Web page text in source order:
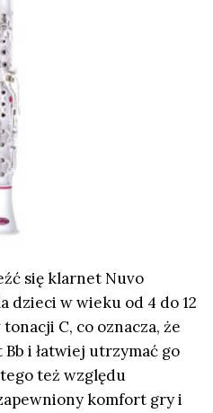
się klarnet Nuvo
dzieci w wieku od 4 do 12
C, co oznacza, że
i łatwiej utrzymać go
też względu
komfort gry i